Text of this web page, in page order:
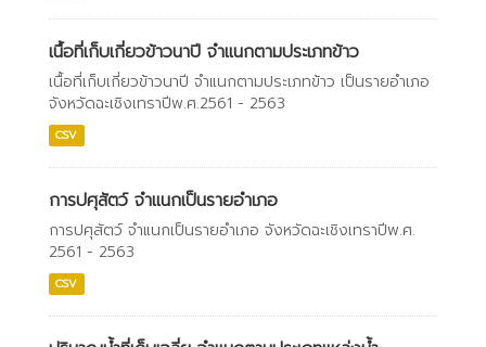
เนื้อที่เก็บเกี่ยวข้าวนาปี จำแนกตามประเภทข้าว
เนื้อที่เก็บเกี่ยวข้าวนาปี จำแนกตามประเภทข้าว เป็นรายอำเภอ
จังหวัดฉะเชิงเทราปีพ.ศ.2561 - 2563
CSV
การปศุสัตว์ จำแนกเป็นรายอำเภอ
การปศุสัตว์ จำแนกเป็นรายอำเภอ จังหวัดฉะเชิงเทราปีพ.ศ.
2561 - 2563
CSV